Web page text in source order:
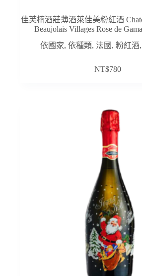
佳芙楠酒莊薄酒萊佳美粉紅酒
Beaujolais Villages Rose de
依國家,依種類, 法國 ,粉紅酒,
NT$780